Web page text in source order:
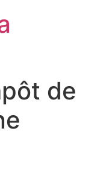
de